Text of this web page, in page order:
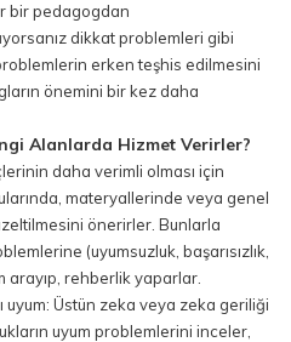
bir pedagogdan
dikkat problemleri gibi
erken teşhis edilmesini
önemini bir kez daha
Alanlarda Hizmet Verirler?
daha verimli olması için
materyallerinde veya genel
önerirler. Bunlarla
(uyumsuzluk, başarısızlık,
arayıp, rehberlik yaparlar.
Üstün zeka veya zeka geriliği
uyum problemlerini inceler,